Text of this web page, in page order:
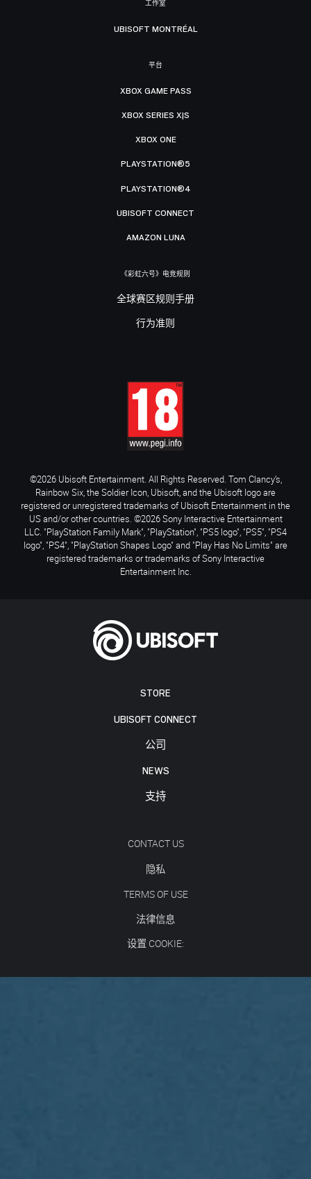
STORE
UBISOFT CONNECT
公司
NEWS
支持
CONTACT US
隐私
TERMS OF USE
法律信息
设置 COOKIE:
工作室
UBISOFT MONTRÉAL
平台
XBOX GAME PASS
XBOX SERIES X|S
XBOX ONE
PLAYSTATION®5
PLAYSTATION®4
UBISOFT CONNECT
AMAZON LUNA
《彩虹六号》电竞规则
全球赛区规则手册
行为准则
©2026 Ubisoft Entertainment. All Rights Reserved. Tom Clancy’s,
Rainbow Six, the Soldier Icon, Ubisoft, and the Ubisoft logo are
registered or unregistered trademarks of Ubisoft Entertainment in the
US and/or other countries. ©2026 Sony Interactive Entertainment
LLC. "PlayStation Family Mark", "PlayStation", "PS5 logo", "PS5", "PS4
logo", "PS4", "PlayStation Shapes Logo" and "Play Has No Limits" are
registered trademarks or trademarks of Sony Interactive
Entertainment Inc.